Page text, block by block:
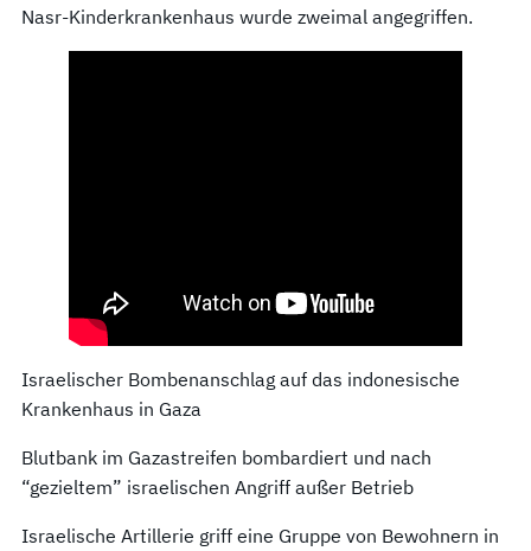
Nasr-Kinderkrankenhaus wurde zweimal angegriffen.
Israelischer Bombenanschlag auf das indonesische
Krankenhaus in Gaza
Blutbank im Gazastreifen bombardiert und nach
“gezieltem” israelischen Angriff außer Betrieb
Israelische Artillerie griff eine Gruppe von Bewohnern in